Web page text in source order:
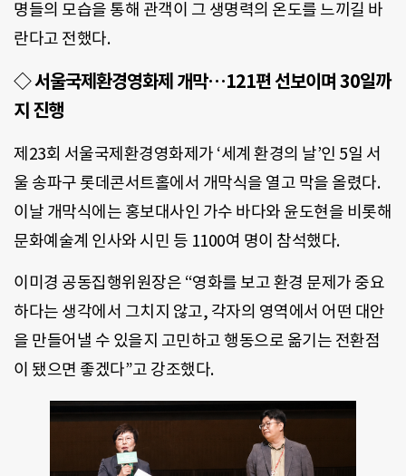
명들의 모습을 통해 관객이 그 생명력의 온도를 느끼길 바
란다고 전했다.
◇ 서울국제환경영화제 개막…121편 선보이며 30일까
지 진행
제23회 서울국제환경영화제가 ‘세계 환경의 날’인 5일 서
울 송파구 롯데콘서트홀에서 개막식을 열고 막을 올렸다.
이날 개막식에는 홍보대사인 가수 바다와 윤도현을 비롯해
문화예술계 인사와 시민 등 1100여 명이 참석했다.
이미경 공동집행위원장은 “영화를 보고 환경 문제가 중요
하다는 생각에서 그치지 않고, 각자의 영역에서 어떤 대안
을 만들어낼 수 있을지 고민하고 행동으로 옮기는 전환점
이 됐으면 좋겠다”고 강조했다.